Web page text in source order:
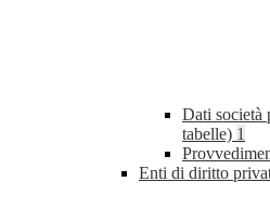
Dati società
tabelle) 1
Enti di diritto